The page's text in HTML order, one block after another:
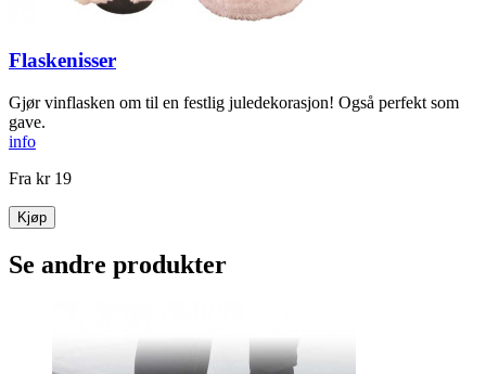
Flaskenisser
Gjør vinflasken om til en festlig jule­dekorasjon! Også perfekt som
gave.
info
Fra kr 19
Kjøp
Se andre produkter